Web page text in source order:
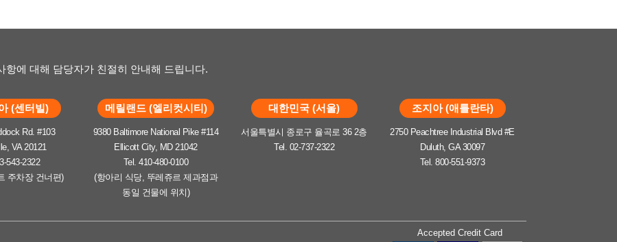
항에 대해 담당자가 친절히 안내해 드립니다.
(센터빌)
Rd. #103
VA 20121
543-2322
주차장 건너편)
메릴랜드 (엘리컷시티)
9380 Baltimore National Pike #114
Ellicott City, MD 21042
Tel. 410-480-0100
(항아리 식당, 뚜레쥬르 제과점과
동일 건물에 위치)
대한민국 (서울)
서울특별시 종로구 율곡로 36 2층
Tel. 02-737-2322
조지아 (애틀란타)
2750 Peachtree Industrial Blvd #E
Duluth, GA 30097
Tel. 800-551-9373
Accepted Credit Card